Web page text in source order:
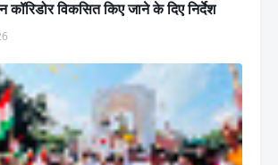
विकसित किए जाने के दिए निर्देश